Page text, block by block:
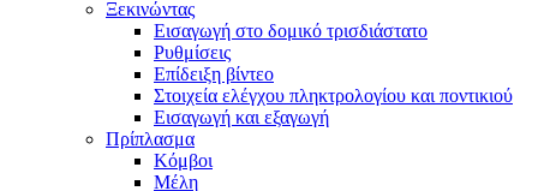
Ξεκινώντας
Εισαγωγή στο δομικό τρισδιάστατο
Ρυθμίσεις
Επίδειξη βίντεο
Στοιχεία ελέγχου πληκτρολογίου και ποντικιού
Εισαγωγή και εξαγωγή
Πρίπλασμα
Κόμβοι
Μέλη